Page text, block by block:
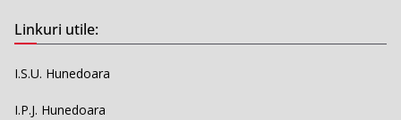
Linkuri utile:
I.S.U. Hunedoara
I.P.J. Hunedoara